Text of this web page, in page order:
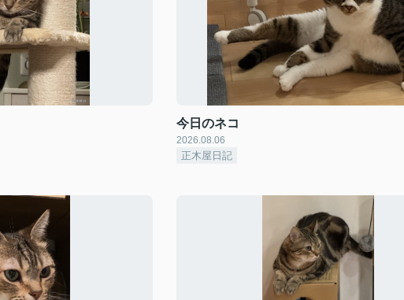
今日のネコ
2026.08.06
正木屋日記